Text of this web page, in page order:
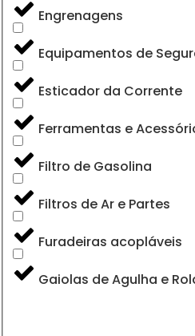
Engrenagens
Equipamentos de
Esticador da Corrente
Ferramentas e
Filtro de Gasolina
Filtros de Ar e Partes
Furadeiras acopláveis
Gaiolas de Agulha e